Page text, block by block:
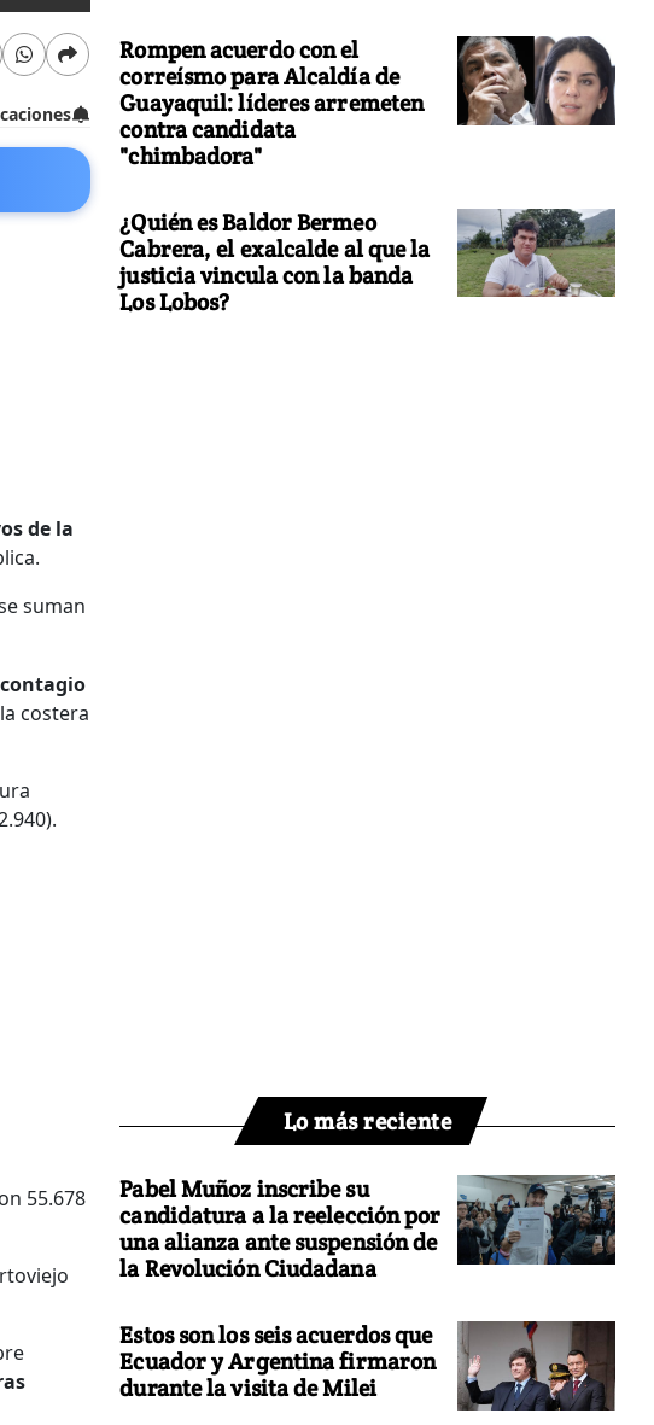
de la
suman
costera
55.678
Rompen acuerdo con el
correísmo para Alcaldía de
Guayaquil: líderes arremeten
contra candidata
"chimbadora"
¿Quién es Baldor Bermeo
Cabrera, el exalcalde al que la
justicia vincula con la banda
Los Lobos?
Lo más reciente
Pabel Muñoz inscribe su
candidatura a la reelección por
una alianza ante suspensión de
la Revolución Ciudadana
Estos son los seis acuerdos que
Ecuador y Argentina firmaron
durante la visita de Milei